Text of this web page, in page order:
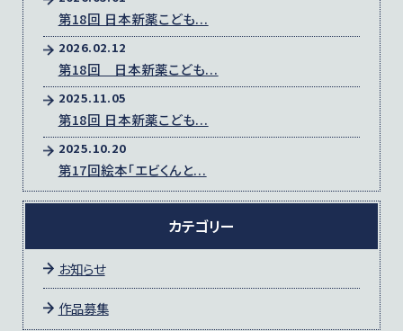
第18回 日本新薬こども...
2026.02.12
第18回 日本新薬こども...
2025.11.05
第18回 日本新薬こども...
2025.10.20
第17回絵本「エビくんと...
カテゴリー
お知らせ
作品募集